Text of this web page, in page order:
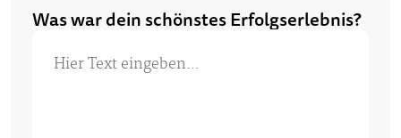
Was war dein schönstes Erfolgserlebnis?